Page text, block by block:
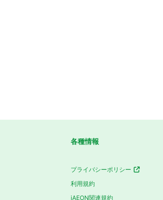
各種情報
プライバシーポリシー
利用規約
iAEON関連規約